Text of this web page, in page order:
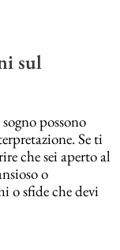
sul
possono
Se ti
che sei aperto al
o
o sfide che devi